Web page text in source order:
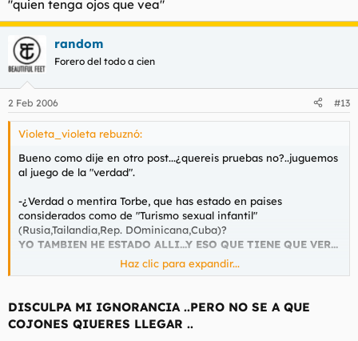
"quien tenga ojos que vea"
random
Forero del todo a cien
2 Feb 2006 #13
Violeta_violeta rebuznó:
Bueno como dije en otro post...¿quereis pruebas no?..juguemos
al juego de la "verdad".
-¿Verdad o mentira Torbe, que has estado en paises
considerados como de "Turismo sexual infantil"
(Rusia,Tailandia,Rep. DOminicana,Cuba)?
YO TAMBIEN HE ESTADO ALLI...Y ESO QUE TIENE QUE VER...
-¿Verdad o mentira Torbe que la mayoria de tus "chicas" no
de paises del Este, Sudamerica,etc.A LO MEJOR LAS TIAS
COMO TU NO VALEN ..Y HAY QUE BUSCAR
GENTE MAS COMPETENTE EN EL EXTRANJERO (SIN CONTAR
Haz clic para expandir...
DISCULPA MI IGNORANCIA ..PERO NO SE A QUE
COJONES QIUERES LLEGAR ..